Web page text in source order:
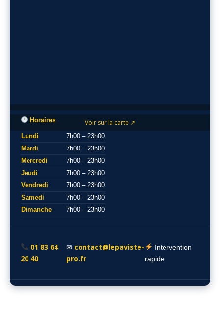
Voir sur la carte ↗
Horaires
Lundi
7h00 – 23h00
Mardi
7h00 – 23h00
Mercredi
7h00 – 23h00
Jeudi
7h00 – 23h00
Vendredi
7h00 – 23h00
Samedi
7h00 – 23h00
Dimanche
7h00 – 23h00
01 83 64
20 40
✉ contact@lepaviste-
pro.fr
Intervention
rapide